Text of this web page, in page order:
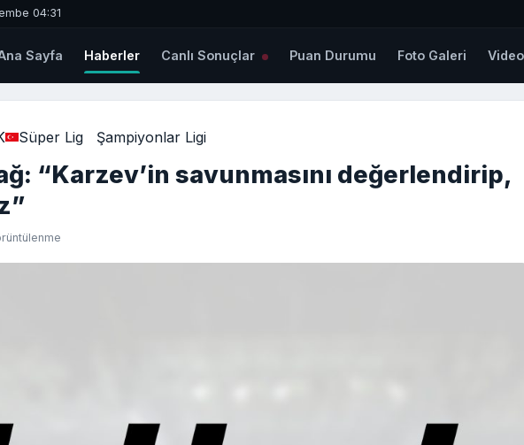
04:31
Sayfa Haberler Canlı Sonuçlar Puan Durumu Foto Galeri Video
Süper Lig Şampiyonlar Ligi
“Karzev’in savunmasını değerlendirip,